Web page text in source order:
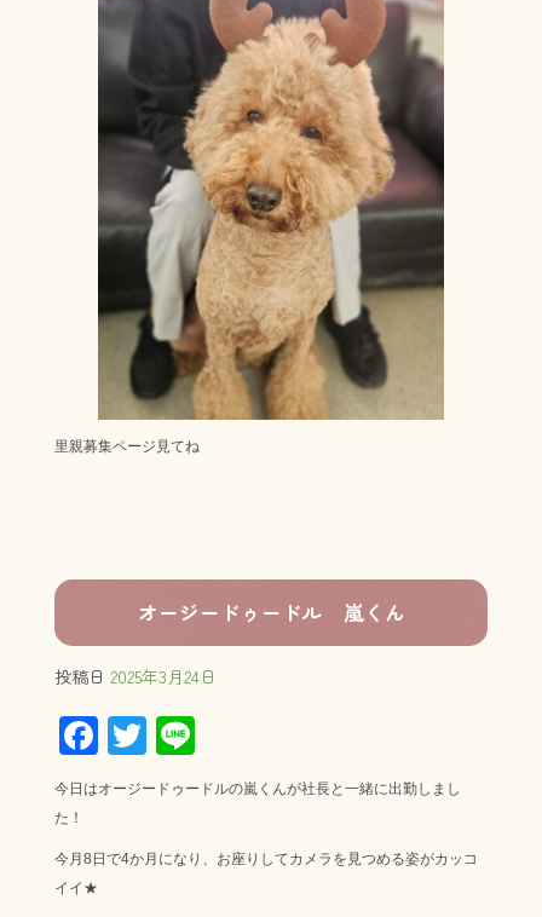
里親募集ページ見てね
オージードゥードル 嵐くん
投稿日 2025年3月24日
F
ac
e
b
T
wi
tt
er
Li
ne
今日はオージードゥードルの嵐くんが社長と一緒に出勤しまし
た！
今月8日で4か月になり、お座りしてカメラを見つめる姿がカッコ
イイ★